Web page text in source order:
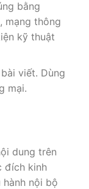
bằng
mạng thông
kỹ thuật
viết. Dùng
mại.
dung trên
đích kinh
nội bộ